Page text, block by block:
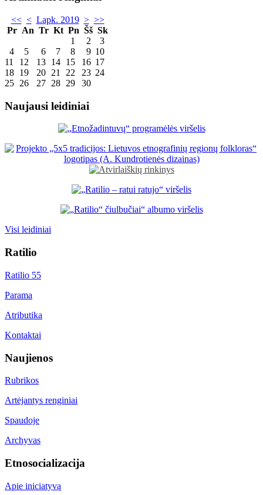
<< < Lapk. 2019 > >>
Pr An Tr Kt Pn Šš Sk
1
2
3
4
5 6 7 8 9 10
11
12 13 14 15 16 17
18 19 20 21 22 23 24
25 26 27 28 29 30
Naujausi leidiniai
Visi leidiniai
Ratilio
Ratilio 55
Parama
Atributika
Kontaktai
Naujienos
Rubrikos
Artėjantys renginiai
Spaudoje
Archyvas
Etnosocializacija
Apie iniciatyvą